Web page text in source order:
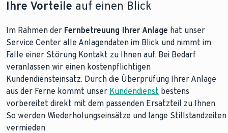
Ihre Vorteile auf einen Blick
Im Rahmen der Fernbetreuung Ihrer Anlage hat unser
Service Center alle Anlagendaten im Blick und nimmt im
Falle einer Störung Kontakt zu Ihnen auf. Bei Bedarf
veranlassen wir einen kostenpflichtigen
Kundendiensteinsatz. Durch die Überprüfung Ihrer Anlage
aus der Ferne kommt unser Kundendienst bestens
vorbereitet direkt mit dem passenden Ersatzteil zu Ihnen.
So werden Wiederholungseinsätze und lange Stillstandzeiten
vermieden.